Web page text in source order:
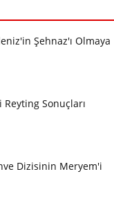
Şehnaz'ı Olmaya
Sonuçları
Dizisinin Meryem'i